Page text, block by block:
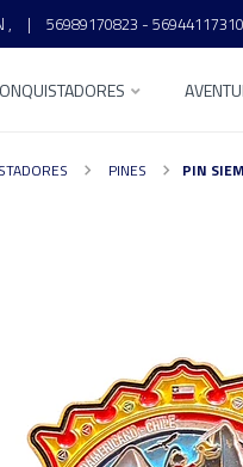
, | 56989170823 - 56944117310
PINES PIN